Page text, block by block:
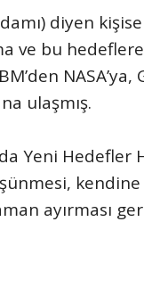
diyen
ve bu
NASA’ya,
ulaşmış.
Yeni Hedefler
ayırması